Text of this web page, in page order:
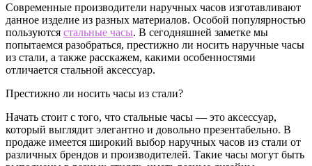
Современные производители наручных часов изготавливают
данное изделие из разных материалов. Особой популярностью
пользуются стальные часы. В сегодняшней заметке мы
попытаемся разобраться, престижно ли носить наручные часы
из стали, а также расскажем, какими особенностями
отличается стальной аксессуар.
Престижно ли носить часы из стали?
Начать стоит с того, что стальные часы — это аксессуар,
который выглядит элегантно и довольно презентабельно. В
продаже имеется широкий выбор наручных часов из стали от
различных брендов и производителей. Такие часы могут быть